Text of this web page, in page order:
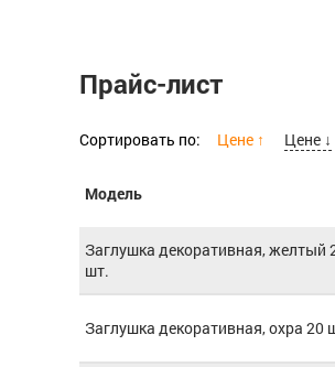
Прайс-лист
Сортировать по: Цене ↑ Цене ↓
Модель
Заглушка декоративная, желтый
шт.
Заглушка декоративная, охра 20